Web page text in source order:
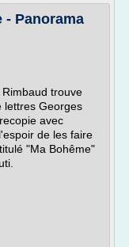
- Panorama
trouve
lettres Georges
avec
de les faire
"Ma Bohême"